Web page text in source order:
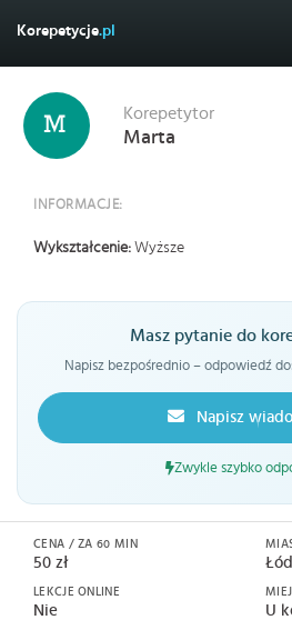
Korepetycje.pl
Korepetytor
Marta
INFORMACJE:
Wykształcenie: Wyższe
Masz pytanie do
Napisz bezpośrednio – odpowiedź
Napisz
Zwykle szybko
CENA / ZA 60 MIN
50 zł
LEKCJE ONLINE
Nie U